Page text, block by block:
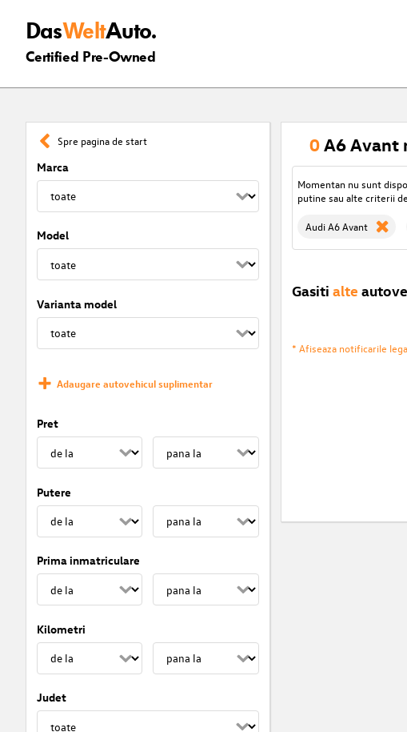
DasWeltAuto.
Certified Pre-Owned
Spre pagina de start
Marca
Model
Varianta model
Adaugare autovehicul suplimentar
Pret
Putere
Prima inmatriculare
Kilometri
Judet
0 A6 Avant
Momentan nu sunt
putine sau alte criterii
Audi A6 Avant
Gasiti alte
* Afiseaza notificarile